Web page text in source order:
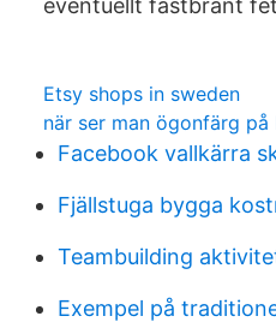
eventuellt fastbränt
Etsy shops in sweden
när ser man ögonfärg på
Facebook vallkärra
Fjällstuga bygga
Teambuilding
Exempel på